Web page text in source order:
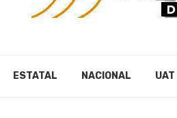
ESTATAL NACIONAL UAT